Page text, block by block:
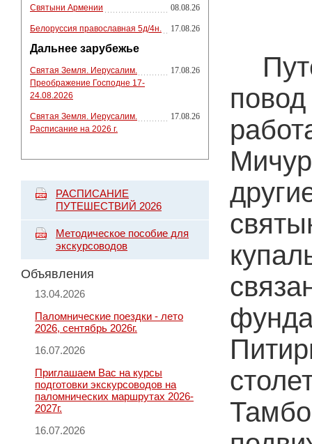
Святыни Армении 08.08.26
Белоруссия православная 5д/4н. 17.08.26
Дальнее зарубежье
Святая Земля. Иерусалим.
Преображение Господне 17-
24.08.2026
17.08.26
Святая Земля. Иерусалим.
Расписание на 2026 г.
17.08.26
РАСПИСАНИЕ
ПУТЕШЕСТВИЙ 2026
Методическое пособие для
экскурсоводов
Объявления
13.04.2026
Паломнические поездки - лето
2026, сентябрь 2026г.
16.07.2026
Приглашаем Вас на курсы
подготовки экскурсоводов на
паломнических маршрутах 2026-
2027г.
16.07.2026